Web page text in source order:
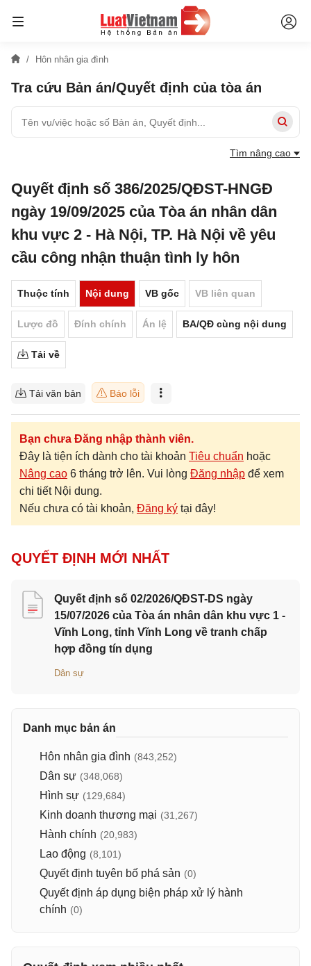
Hôn nhân gia đình
Tra cứu Bản án/Quyết định của tòa án
Tìm nâng cao
Quyết định số 386/2025/QĐST-HNGĐ
ngày 19/09/2025 của Tòa án nhân dân
khu vực 2 - Hà Nội, TP. Hà Nội về yêu
cầu công nhận thuận tình ly hôn
Thuộc tính Nội dung VB gốc VB liên quan
Lược đồ Đính chính Án lệ BA/QĐ cùng nội dung
Tải về
Tải văn bản Báo lỗi
Bạn chưa Đăng nhập thành viên.
Đây là tiện ích dành cho tài khoản Tiêu chuẩn hoặc
Nâng cao 6 tháng trở lên. Vui lòng Đăng nhập để xem
chi tiết Nội dung.
Nếu chưa có tài khoản, Đăng ký tại đây!
QUYẾT ĐỊNH MỚI NHẤT
Quyết định số 02/2026/QĐST-DS ngày
15/07/2026 của Tòa án nhân dân khu vực 1 -
Vĩnh Long, tỉnh Vĩnh Long về tranh chấp
hợp đồng tín dụng
Dân sự
Danh mục bản án
Hôn nhân gia đình (843,252)
Dân sự (348,068)
Hình sự (129,684)
Kinh doanh thương mại (31,267)
Hành chính (20,983)
Lao động (8,101)
Quyết định tuyên bố phá sản (0)
Quyết định áp dụng biện pháp xử lý hành
chính (0)